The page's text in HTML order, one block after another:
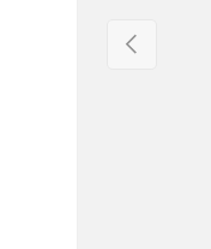
Vorherige